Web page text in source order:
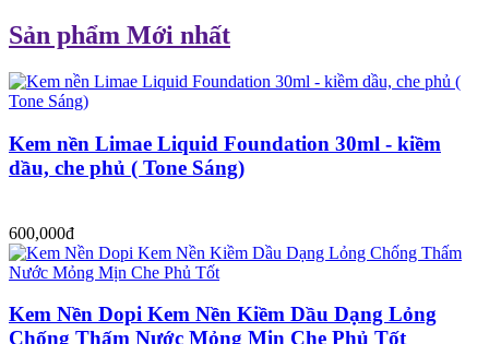
Sản phẩm Mới nhất
Kem nền Limae Liquid Foundation 30ml - kiềm
dầu, che phủ ( Tone Sáng)
600,000đ
Kem Nền Dopi Kem Nền Kiềm Dầu Dạng Lỏng
Chống Thấm Nước Mỏng Mịn Che Phủ Tốt